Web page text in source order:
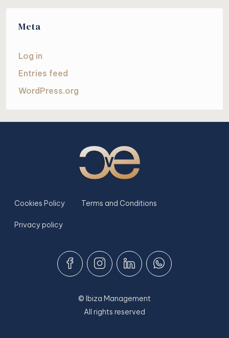
Meta
Log in
Entries feed
WordPress.org
Cookies Policy Terms and Conditions
Privacy policy
© Ibiza Management
All rights reserved